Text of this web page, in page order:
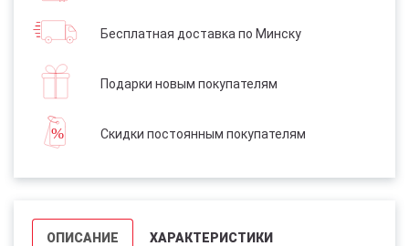
Бесплатная доставка по Минску
Подарки новым покупателям
Скидки постоянным покупателям
ОПИСАНИЕ ХАРАКТЕРИСТИКИ